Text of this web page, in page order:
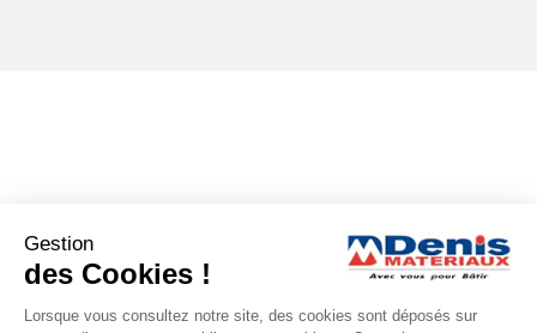
Gestion
des Cookies !
Lorsque vous consultez notre site, des cookies sont déposés sur